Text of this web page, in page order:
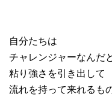
自分たちは
チャレンジャーなんだ
粘り強さを引き出して
流れを持って来れるも